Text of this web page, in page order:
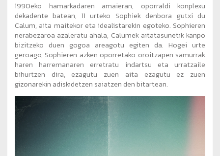
1990eko hamarkadaren amaieran, oporraldi konplexu
dekadente batean, 11 urteko Sophiek denbora gutxi du
Calum, aita maitekor eta idealistarekin egoteko. Sophieren
nerabezaroa azaleratu ahala, Calumek aitatasunetik kanpo
bizitzeko duen gogoa areagotu egiten da. Hogei urte
geroago, Sophieren azken oporretako oroitzapen samurrak
haren harremanaren erretratu indartsu eta urratzaile
bihurtzen dira, ezagutu zuen aita ezagutu ez zuen
gizonarekin adiskidetzen saiatzen den bitartean.